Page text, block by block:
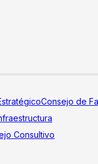
Consejo de
Consultivo